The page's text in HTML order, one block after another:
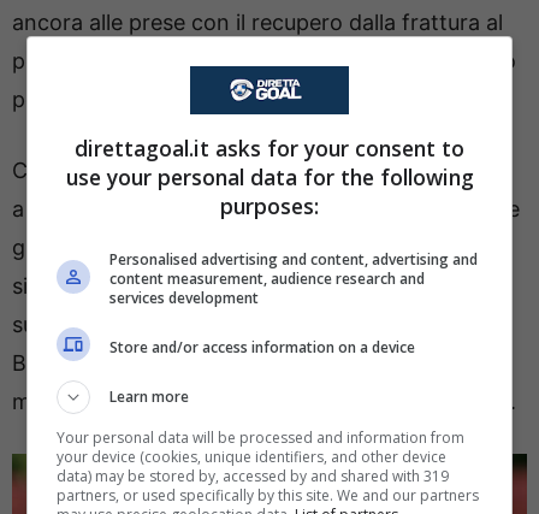
ancora alle prese con il recupero dalla frattura al
perone destro, ed è atteso nuovamente in campo
per fine ottobre.
Chi tornerà invece èEstupinan, assente a Torino
a causa dell’espulsione ricevuta con il Napoli e che
gli è costata una giornata di squalifica. Sulla
sinistra il terzino ecuadoriano riprenderà quindi il
suo posto, facendo accomodare in panchina
Bartesaghi, che pure ha saputo disimpegnarsi in
maniera soddisfacente nel big match con la Juve.
direttagoal.it asks for your consent to
use your personal data for the following
purposes:
Personalised advertising and content, advertising and
content measurement, audience research and
services development
Store and/or access information on a device
Learn more
Your personal data will be processed and information from
your device (cookies, unique identifiers, and other device
data) may be stored by, accessed by and shared with 319
partners, or used specifically by this site. We and our partners